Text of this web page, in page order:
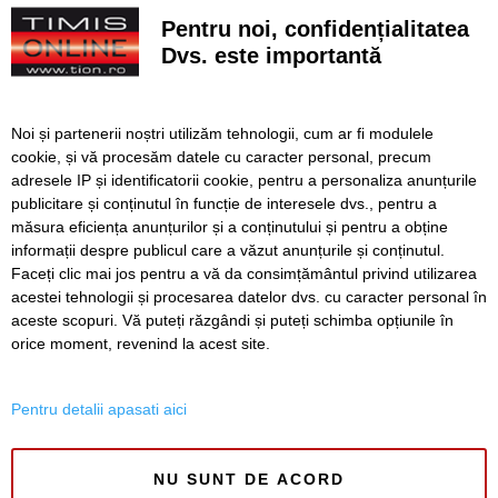
Când va fi montat gazonul și când va fi inaugurat
stadionul
VIDEO. Carambol în zona Metro din Calea Șagului. O
A vândut anvelope și piese auto ani la rând, dar nu a
declarat veniturile. Prejudiciu de aproape 30.000 de euro
Live-uri obscene urmărite de peste 22.000 de oameni. Doi
bărbați din Timiș au fost reținuți
SERVICII Redactia
Folosinta Cookie-urilor
Pentru noi, confidențialitatea
Dvs. este importantă
Noi și partenerii noștri utilizăm tehnologii, cum ar fi modulele
cookie, și vă procesăm datele cu caracter personal, precum
adresele IP și identificatorii cookie, pentru a personaliza anunțurile
publicitare și conținutul în funcție de interesele dvs., pentru a
măsura eficiența anunțurilor și a conținutului și pentru a obține
informații despre publicul care a văzut anunțurile și conținutul.
Faceți clic mai jos pentru a vă da consimțământul privind utilizarea
acestei tehnologii și procesarea datelor dvs. cu caracter personal în
aceste scopuri. Vă puteți răzgândi și puteți schimba opțiunile în
orice moment, revenind la acest site.
Pentru detalii apasati aici
NU SUNT DE ACORD